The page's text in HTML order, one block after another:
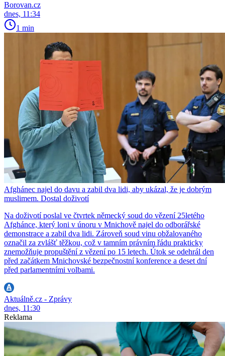
Borovan.cz
dnes, 11:34
1 min
Afghánec najel do davu a zabil dva lidi, aby ukázal, že je dobrým
muslimem. Dostal doživotí
Na doživotí poslal ve čtvrtek německý soud do vězení 25letého
Afghánce, který loni v únoru v Mnichově najel do odborářské
demonstrace a zabil dva lidi. Zároveň soud vinu obžalovaného
označil za zvlášť těžkou, což v tamním právním řádu prakticky
znemožňuje propuštění z vězení po 15 letech. Útok se odehrál den
před začátkem Mnichovské bezpečnostní konference a deset dní
před parlamentními volbami.
Aktuálně.cz - Zprávy
dnes, 11:30
Reklama